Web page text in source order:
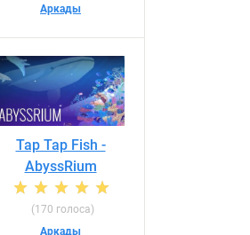
Аркады
Tap Tap Fish -
AbyssRium
(170 голоса)
Аркады